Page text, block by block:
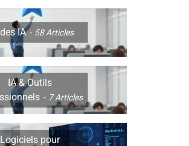
IA 58Articles
IA & Outils
7Articles
Logiciels pour